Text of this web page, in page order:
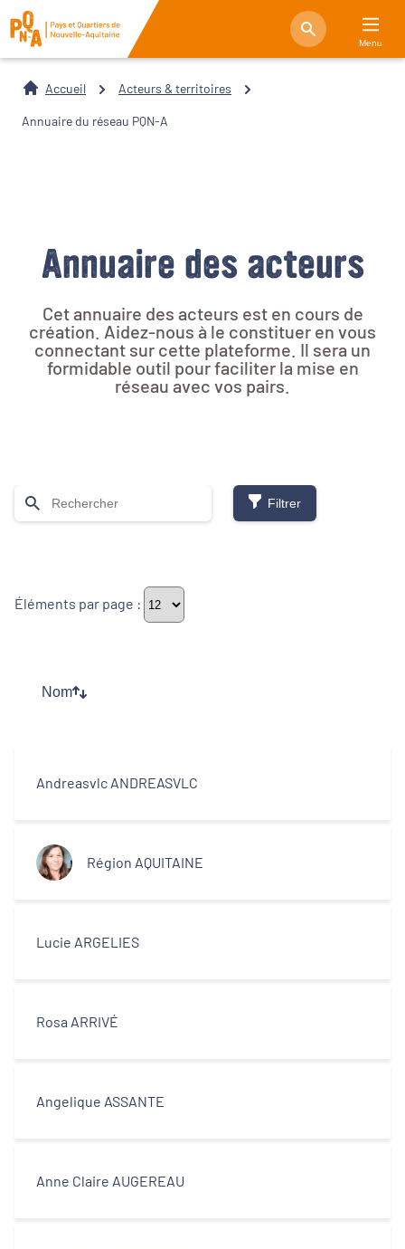
Menu
Accueil Acteurs & territoires
Annuaire du réseau PQN-A
Annuaire des acteurs
Cet annuaire des acteurs est en cours de
création. Aidez-nous à le constituer en vous
connectant sur cette plateforme. Il sera un
formidable outil pour faciliter la mise en
réseau avec vos pairs.
Éléments par page :
Filtrer
Thématiques
Dynamiques territoriales pour l’emploi
Territoires
Equipe technique et ingénierie
Nom
Andreasvlc ANDREASVLC
Région AQUITAINE
Lucie ARGELIES
Rosa ARRIVÉ
Angelique ASSANTE
Anne Claire AUGEREAU